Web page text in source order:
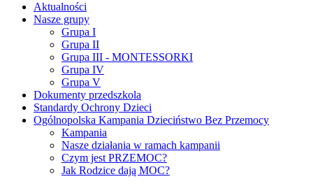
Aktualności
Nasze grupy
Grupa I
Grupa II
Grupa III - MONTESSORKI
Grupa IV
Grupa V
Dokumenty przedszkola
Standardy Ochrony Dzieci
Ogólnopolska Kampania Dzieciństwo Bez Przemocy
Kampania
Nasze działania w ramach kampanii
Czym jest PRZEMOC?
Jak Rodzice dają MOC?